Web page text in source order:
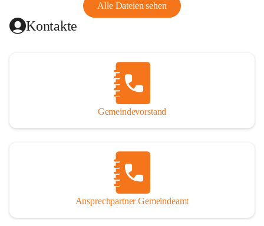
Alle Dateien sehen
Kontakte
Gemeindevorstand
Ansprechpartner Gemeindeamt